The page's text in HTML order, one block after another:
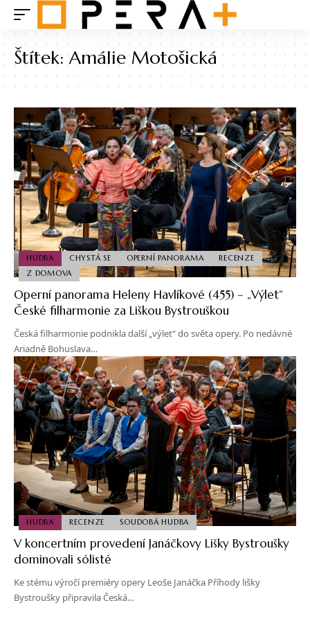
Štítek:Amálie Motošická
HUDBA CHYSTÁ SE OPERNÍ PANORAMA
RECENZE
Z DOMOVA
Operní panorama Heleny Havlíkové (455) – „Výlet“
České filharmonie za Liškou Bystrouškou
Česká filharmonie podnikla další „výlet“ do světa opery. Po nedávné
Ariadně Bohuslava…
HUDBA RECENZE SOUDOBÁ HUDBA
V koncertním provedení Janáčkovy Lišky Bystroušky
dominovali sólisté
Ke stému výročí premiéry opery Leoše Janáčka Příhody lišky
Bystroušky připravila Česká…